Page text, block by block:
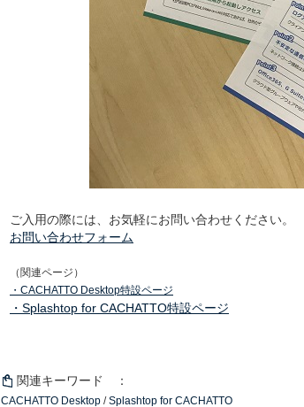
ご入用の際には、お気軽にお問い合わせください。
お問い合わせフォーム
（関連ページ）
・CACHATTO Desktop特設ページ
・Splashtop for CACHATTO特設ページ
関連キーワード ：
CACHATTO Desktop /Splashtop for CACHATTO